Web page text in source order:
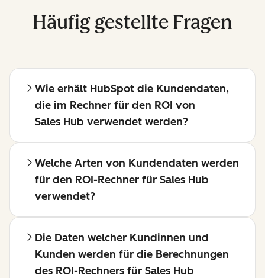
Häufig gestellte Fragen
Wie erhält HubSpot die Kundendaten,
die im Rechner für den ROI von
Sales Hub verwendet werden?
Welche Arten von Kundendaten werden
für den ROI-Rechner für Sales Hub
verwendet?
Die Daten welcher Kundinnen und
Kunden werden für die Berechnungen
des ROI-Rechners für Sales Hub